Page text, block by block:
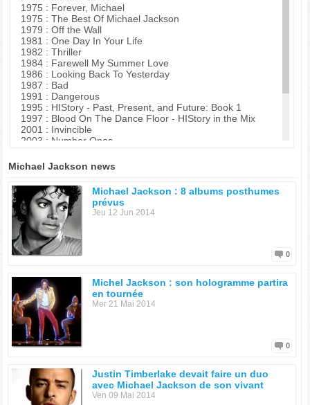
1975 : Forever, Michael
1975 : The Best Of Michael Jackson
1979 : Off the Wall
1981 : One Day In Your Life
1982 : Thriller
1984 : Farewell My Summer Love
1986 : Looking Back To Yesterday
1987 : Bad
1991 : Dangerous
1995 : HIStory - Past, Present, and Future: Book 1
1997 : Blood On The Dance Floor - HIStory in the Mix
2001 : Invincible
2003 : Number Ones
2005 : The Essential Michael Jackson
2008 : Thriller : 25th Anniversary Edition
2008 : Nouvel Album
Michael Jackson news
Michael Jackson : 8 albums posthumes
prévus
Jeu 12 Jun 2014
0
Michel Jackson : son hologramme partira
en tournée
Mer 21 Mai 2014
0
Justin Timberlake devait faire un duo
avec Michael Jackson de son vivant
Ven 09 Mai 2014